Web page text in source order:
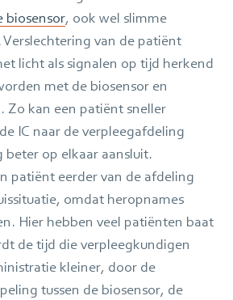
biosensor, ook wel slimme
van de patiënt
licht als signalen op tijd herkend
met de biosensor en
Zo kan een patiënt sneller
IC naar de verpleegafdeling
op elkaar aansluit.
patiënt eerder van de afdeling
omdat heropnames
Hier hebben veel patiënten baat
de tijd die verpleegkundigen
kleiner, door de
tussen de biosensor, de